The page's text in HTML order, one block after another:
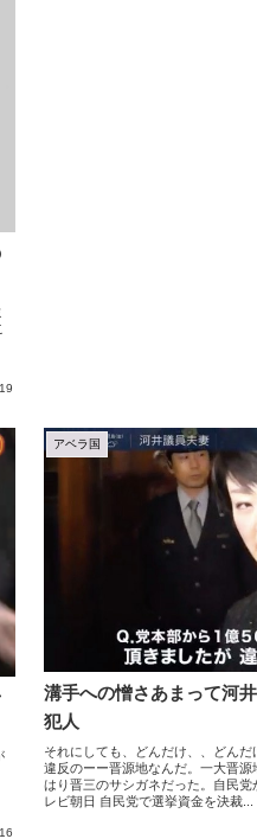
アベラ国
溝手への憎さあまって河
犯人
それにしても、どんだけ、、どん
違反のーー晋源地なんだ。一大晋
はり晋三のサシガネだった。自民
レビ朝日 自民党で選挙資金を決裁...